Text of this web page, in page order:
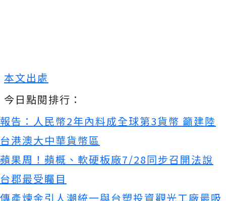
本文出處
今日點閱排行：
報告：人民幣2年內料成全球第3貨幣 籲建陸
台港澳大中華貨幣區
蘋果周！蘋概、軟硬板廠7/28同步召開法說
台郡最受矚目
傳產煉金引人潮統一與台塑投資觀光工廠最吸